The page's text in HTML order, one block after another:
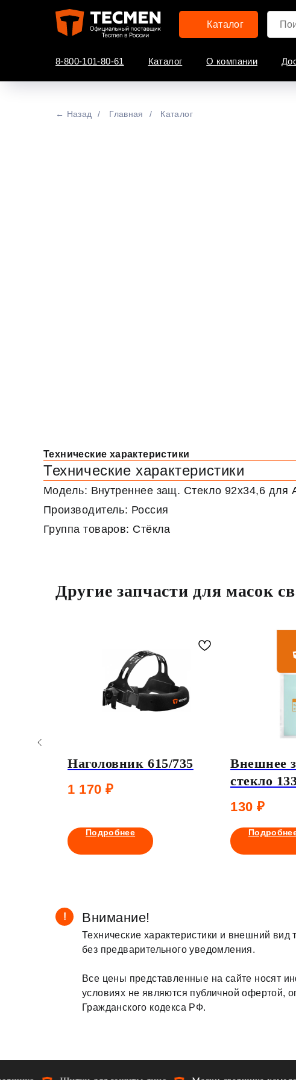
Каталог
8-800-101-80-61 Каталог О компании
← Назад / Главная / Каталог
Технические характеристики
Технические характеристики
Модель: Внутреннее защ. Стекло 92х34,6 для
Производитель: Россия
Группа товаров: Стёкла
Другие запчасти для масок
Наголовник 615/735
1 170 ₽
Подробнее
Внешнее
стекло
ТМ16
130 ₽
! Внимание!
Технические характеристики и внешний
без предварительного уведомления.
Все цены представленные на сайте носят
условиях не являются публичной офертой,
Гражданского кодекса РФ.